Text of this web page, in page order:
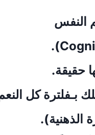
النفس
حقيقة.
كل النعم
الذهنية).